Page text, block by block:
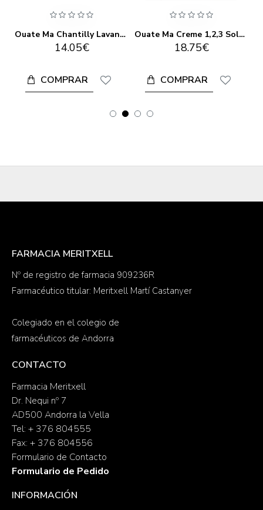
Ouate Ma Chantilly Lavante 250ml
14.05€
COMPRAR
Ouate Ma Creme 1,2,3 Soleil SPF 50+ 125ml
18.75€
COMPRAR
FARMACIA MERITXELL
Nº de registro de farmacia 909236R
Farmacéutico titular: Meritxell Martí Castanyer
Colegiado en el colegio de
farmacéuticos de Andorra
CONTACTO
Farmacia Meritxell
Dr. Nequi nº 7
AD500 Andorra la Vella
Tel: + 376 804555
Fax: + 376 804556
Formulario de Contacto
Formulario de Pedido
INFORMACIÓN